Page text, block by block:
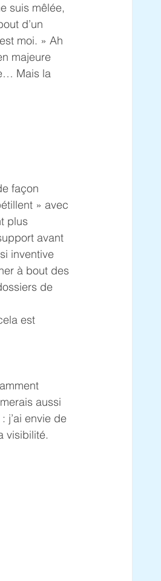
suis mêlée,
d’un
moi. » Ah
majeure
Mais la
façon
» avec
plus
avant
inventive
à bout des
de
est
aussi
j’ai envie de
visibilité.